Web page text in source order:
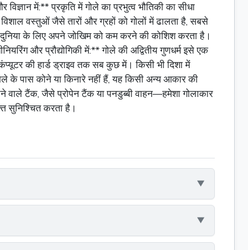
में:** प्रकृति में गोले का प्रभुत्व भौतिकी का सीधा
वस्तुओं जैसे तारों और ग्रहों को गोलों में ढालता है, सबसे
के लिए अपने जोखिम को कम करने की कोशिश करता है।
और प्रौद्योगिकी में:** गोले की अद्वितीय गुणधर्म इसे एक
की हार्ड ड्राइव तक सब कुछ में। किसी भी दिशा में
के पास कोने या किनारे नहीं हैं, यह किसी अन्य आकार की
टैंक, जैसे प्रोपेन टैंक या पनडुब्बी वाहन—हमेशा गोलाकार
सुनिश्चित करता है।